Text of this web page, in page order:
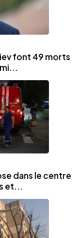
font 49 morts
dans le centre
et...